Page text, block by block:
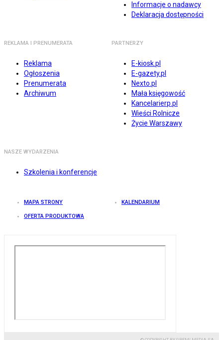
Informacje o nadawcy
Deklaracja dostępności
REKLAMA I PRENUMERATA
Reklama
Ogłoszenia
Prenumerata
Archiwum
PARTNERZY
E-kiosk.pl
E-gazety.pl
Nexto.pl
Mała księgowość
Kancelarierp.pl
Wieści Rolnicze
Życie Warszawy
NASZE WYDARZENIA
Szkolenia i konferencje
MAPA STRONY KALENDARIUM
OFERTA PRODUKTOWA